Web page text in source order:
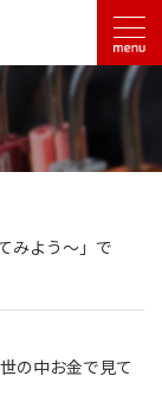
みよう～」で
の中お金で見て